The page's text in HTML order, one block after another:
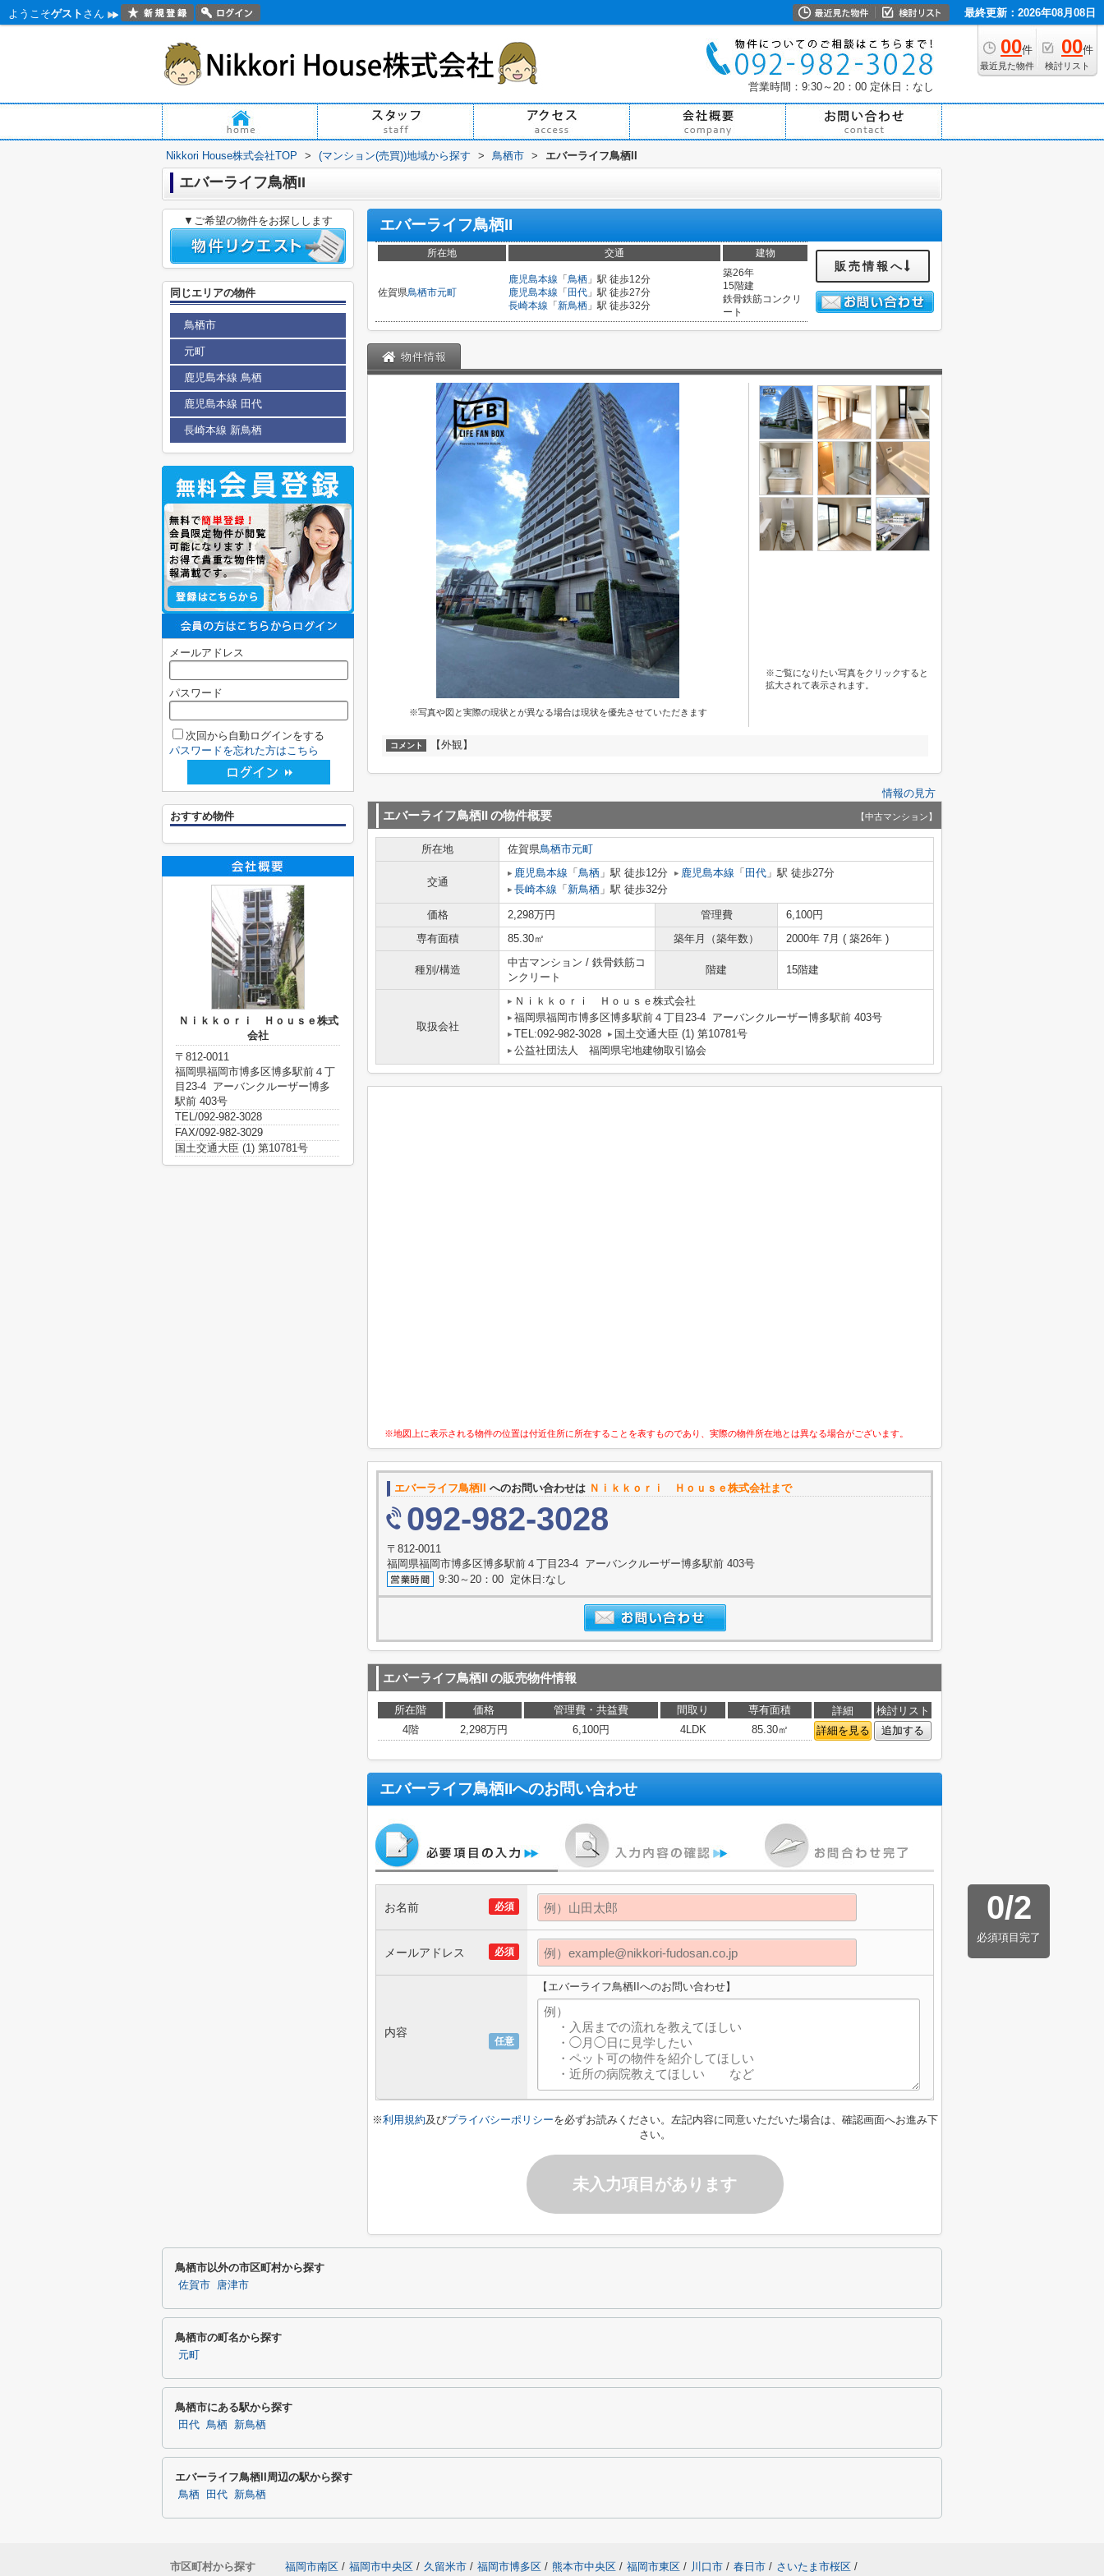
ようこそゲスト さん 最終更新：2026年08月08日
00件
最近見た物件
00件
検討リスト
営業時間：9:30～20：00 定休日：なし
Nikkori House株式会社TOP > (マンション(売買))地域から探す > 鳥栖市 > エバーライフ鳥栖II
エバーライフ鳥栖II
エバーライフ鳥栖II
所在地 交通 建物
佐賀県鳥栖市元町
鹿児島本線 「 鳥栖 」駅 徒歩12分
鹿児島本線 「 田代 」駅 徒歩27分
長崎本線 「 新鳥栖 」駅 徒歩32分
築26年
15階建
鉄骨鉄筋コンクリ
ート
販売情報へ
物件情報
※写真や図と実際の現状とが異なる場合は現状を優先させていただきます
※ご覧になりたい写真をクリックすると
拡大されて表示されます。
コメント 【外観】
情報の見方
エバーライフ鳥栖II の物件概要 【中古マンション】
所在地 佐賀県鳥栖市元町
交通
鹿児島本線 「 鳥栖 」駅 徒歩12分 鹿児島本線 「 田代 」駅 徒歩27分
長崎本線 「 新鳥栖 」駅 徒歩32分
価格 2,298万円 管理費
6,100円
専有面積
85.30㎡ 築年月（築年数） 2000年 7月 ( 築26年 )
種別/構造
中古マンション / 鉄骨鉄筋コ
ンクリート
階建 15階建
取扱会社
Ｎｉｋｋｏｒｉ Ｈｏｕｓｅ株式会社
福岡県福岡市博多区博多駅前４丁目23-4 アーバンクルーザー博多駅前 403号
TEL:092-982-3028
国土交通大臣 (1) 第10781号
公益社団法人 福岡県宅地建物取引協会
※地図上に表示される物件の位置は付近住所に所在することを表すものであり、実際の物件所在地とは異なる場合がございます。
エバーライフ鳥栖II へのお問い合わせは Ｎｉｋｋｏｒｉ Ｈｏｕｓｅ株式会社まで
092-982-3028
〒812-0011
福岡県福岡市博多区博多駅前４丁目23-4 アーバンクルーザー博多駅前 403号
9:30～20：00 定休日:なし
エバーライフ鳥栖II の販売物件情報
所在階 価格 管理費・共益費 間取り 専有面積 詳細
検討リスト
4階
2,298万円 6,100円 4LDK 85.30㎡ 詳細を見る 追加する
エバーライフ鳥栖IIへのお問い合わせ
0/2
必須項目完了
必須
お名前
必須
メールアドレス
任意
内容
【エバーライフ鳥栖IIへのお問い合わせ】
※利用規約及びプライバシーポリシーを必ずお読みください。左記内容に同意いただいた場合は、確認画面へお進み下
さい。
未入力項目があります
▼ご希望の物件をお探しします
同じエリアの物件
鳥栖市
元町
鹿児島本線 鳥栖
鹿児島本線 田代
長崎本線 新鳥栖
メールアドレス
パスワード
次回から自動ログインをする
パスワードを忘れた方はこちら
おすすめ物件
Ｎｉｋｋｏｒｉ Ｈｏｕｓｅ株式
会社
〒812-0011
福岡県福岡市博多区博多駅前４丁
目23-4 アーバンクルーザー博多
駅前 403号
TEL/092-982-3028
FAX/092-982-3029
国土交通大臣 (1) 第10781号
鳥栖市以外の市区町村から探す
佐賀市 唐津市
鳥栖市の町名から探す
元町
鳥栖市にある駅から探す
田代 鳥栖 新鳥栖
エバーライフ鳥栖II周辺の駅から探す
鳥栖 田代 新鳥栖
市区町村から探す 福岡市南区 / 福岡市中央区 / 久留米市 / 福岡市博多区 / 熊本市中央区 / 福岡市東区 / 川口市 / 春日市 / さいたま市桜区 /